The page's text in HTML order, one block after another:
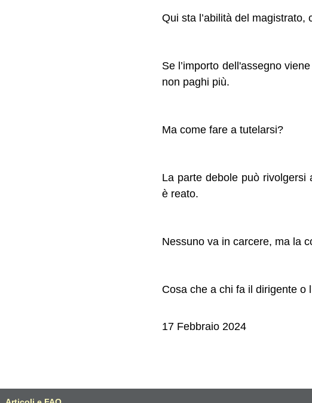
Qui sta l’abilità del
Se l’importo dell'assegno
non paghi più.
Ma come fare a tutelarsi?
La parte debole può rivolgersi
è reato.
Nessuno va in carcere, ma la
Cosa che a chi fa il dirigente o
17 Febbraio 2024